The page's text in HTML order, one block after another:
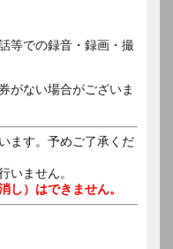
等での録音・録画・撮
がない場合がございま
ます。予めご了承くだ
いません。
し）はできません。